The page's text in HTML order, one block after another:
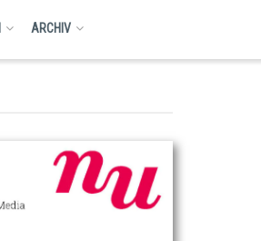
ARCHIV